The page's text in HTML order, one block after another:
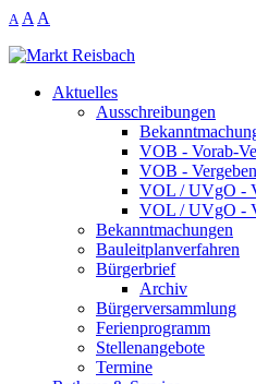
A A A
Aktuelles
Ausschreibungen
VOB - Vorab-
VOB -
VOL / UVgO -
VOL / UVgO -
Bekanntmachungen
Bauleitplanverfahren
Bürgerbrief
Archiv
Bürgerversammlung
Ferienprogramm
Stellenangebote
Termine